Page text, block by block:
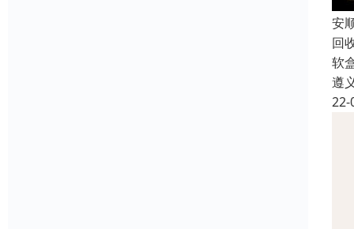
安
回
软
遵
22-